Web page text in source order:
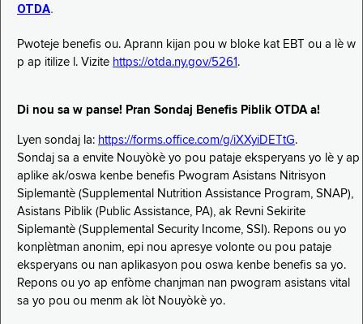
OTDA.
Pwoteje benefis ou. Aprann kijan pou w bloke kat EBT ou a lè w
p ap itilize l. Vizite https://otda.ny.gov/5261 .
Di nou sa w panse! Pran Sondaj Benefis Piblik OTDA a!
Lyen sondaj la: https://forms.office.com/g/iXXyiDETtG.
Sondaj sa a envite Nouyòkè yo pou pataje eksperyans yo lè y ap
aplike ak/oswa kenbe benefis Pwogram Asistans Nitrisyon
Siplemantè (Supplemental Nutrition Assistance Program, SNAP),
Asistans Piblik (Public Assistance, PA), ak Revni Sekirite
Siplemantè (Supplemental Security Income, SSI). Repons ou yo
konplètman anonim, epi nou apresye volonte ou pou pataje
eksperyans ou nan aplikasyon pou oswa kenbe benefis sa yo.
Repons ou yo ap enfòme chanjman nan pwogram asistans vital
sa yo pou ou menm ak lòt Nouyòkè yo.